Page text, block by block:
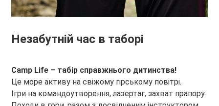
Незабутній час в таборі
Camp Life – табір справжнього дитинства!
Це море активу на свіжому гірському повітрі.
Ігри на командоутворення, лазертаг, захват прапору.